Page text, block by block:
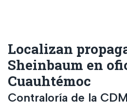
Localizan
Sheinbaum en
Cuauhtémoc
Contraloría de la